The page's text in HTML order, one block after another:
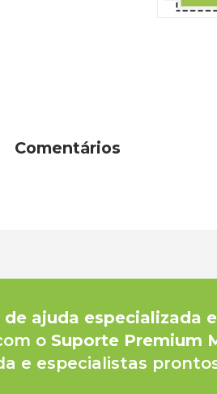
Comentários
de ajuda especializada
o Suporte Premium
e especialistas